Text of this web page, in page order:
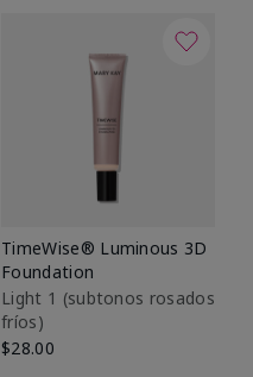
TimeWise® Luminous 3D
Foundation
Light 1​ (subtonos rosados
fríos)
$28.00